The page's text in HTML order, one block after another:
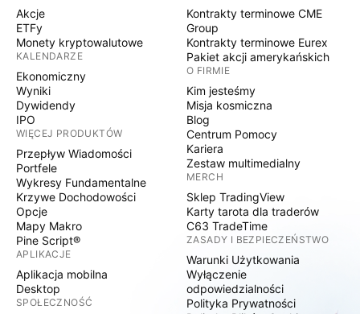
Akcje
ETFy
Monety kryptowalutowe
KALENDARZE
Ekonomiczny
Wyniki
Dywidendy
IPO
WIĘCEJ PRODUKTÓW
Przepływ Wiadomości
Portfele
Wykresy Fundamentalne
Krzywe Dochodowości
Opcje
Mapy Makro
Pine Script®
APLIKACJE
Aplikacja mobilna
Desktop
SPOŁECZNOŚĆ
Kontrakty terminowe CME
Group
Kontrakty terminowe Eurex
Pakiet akcji amerykańskich
O FIRMIE
Kim jesteśmy
Misja kosmiczna
Blog
Centrum Pomocy
Kariera
Zestaw multimedialny
MERCH
Sklep TradingView
Karty tarota dla traderów
C63 TradeTime
ZASADY I BEZPIECZEŃSTWO
Warunki Użytkowania
Wyłączenie
odpowiedzialności
Polityka Prywatności